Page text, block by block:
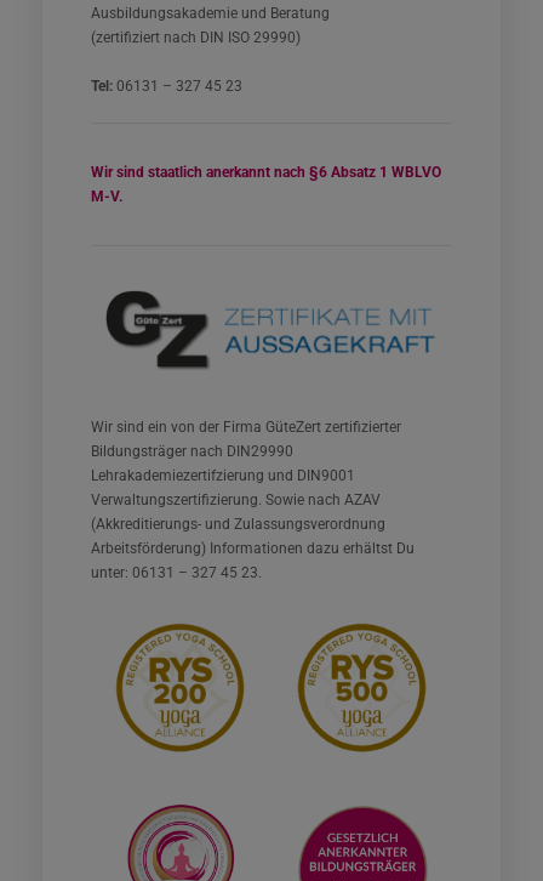
Ausbildungsakademie und Beratung
(zertifiziert nach DIN ISO 29990)
Tel: 06131 – 327 45 23
Wir sind staatlich anerkannt nach §6 Absatz 1 WBLVO
M-V.
Wir sind ein von der Firma GüteZert zertifizierter
Bildungsträger nach DIN29990
Lehrakademiezertifzierung und DIN9001
Verwaltungszertifizierung. Sowie nach AZAV
(Akkreditierungs- und Zulassungsverordnung
Arbeitsförderung) Informationen dazu erhältst Du
unter: 06131 – 327 45 23.